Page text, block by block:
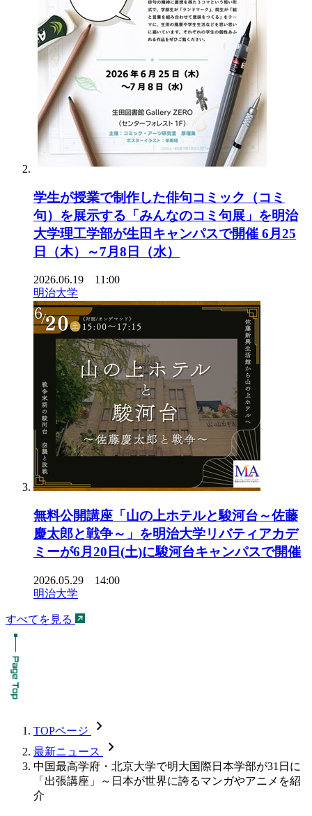
学生が授業で制作した俳句コミック（コミ
句）を展示する「みんなのコミ句展」を明治
大学理工学部が生田キャンパスで開催 6月25
日（木）～7月8日（水）
2026.06.19 11:00
明治大学
無料公開講座「山の上ホテルと駿河台～佐藤
慶太郎と戦争～」を明治大学リバティアカデ
ミーが6月20日(土)に駿河台キャンパスで開催
2026.05.29 14:00
明治大学
すべてを見る
TOPページ chevron_forward
最新ニュース chevron_forward
中国最高学府・北京大学で明大国際日本学部が31日に
「出張講座」～日本が世界に誇るマンガやアニメを紹
介